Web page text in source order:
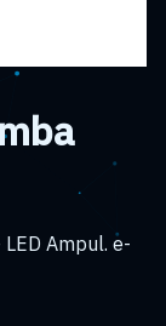
Ampul. e-